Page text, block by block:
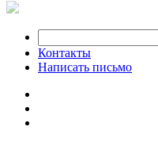
Контакты
Написать письмо